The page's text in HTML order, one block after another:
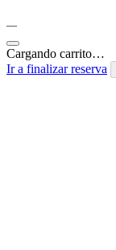
—
Cargando carrito…
Ir a finalizar reserva